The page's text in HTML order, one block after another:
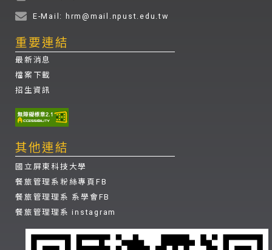
E-Mail: hrm@mail.npust.edu.tw
重要連結
最新消息
檔案下載
招生資訊
其他連結
國立屏東科技大學
餐旅管理系粉絲專頁FB
餐旅管理理系 系學會FB
餐旅管理理系 instagram